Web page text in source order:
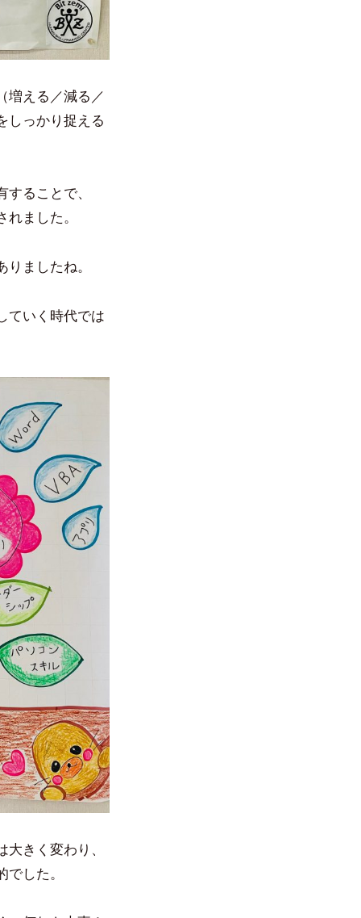
増える／減る／
しっかり捉える
ることで、
ました。
ましたね。
ていく時代では
きく変わり、
した。